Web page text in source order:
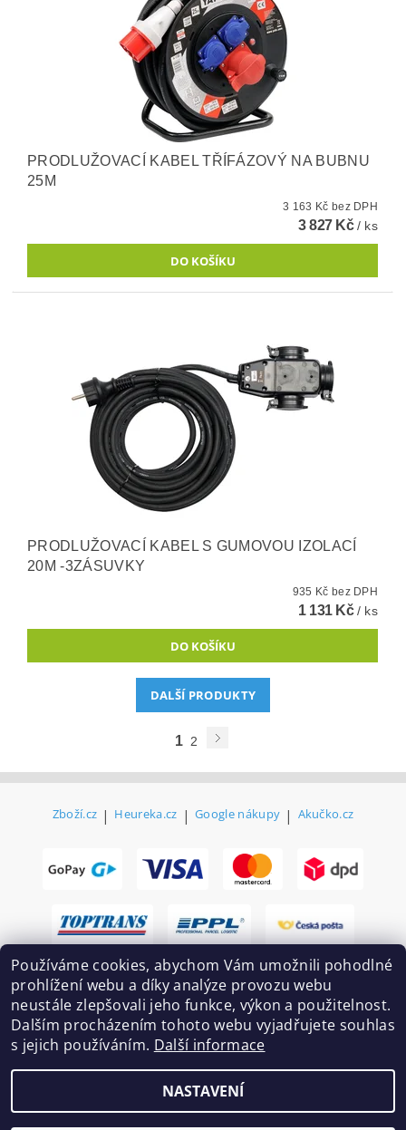
PRODLUŽOVACÍ KABEL TŘÍFÁZOVÝ NA BUBNU
25M
3 163 Kč bez DPH
3 827 Kč/ ks
PRODLUŽOVACÍ KABEL S GUMOVOU IZOLACÍ
20M -3ZÁSUVKY
935 Kč bez DPH
1 131 Kč/ ks
DALŠÍ PRODUKTY
1 2
Zboží.cz | Heureka.cz | Google nákupy | Akučko.cz
Vytvořil Shoptet
Používáme cookies, abychom Vám umožnili pohodlné
prohlížení webu a díky analýze provozu webu
neustále zlepšovali jeho funkce, výkon a použitelnost.
Dalším procházením tohoto webu vyjadřujete souhlas
s jejich používáním. Další informace
NASTAVENÍ